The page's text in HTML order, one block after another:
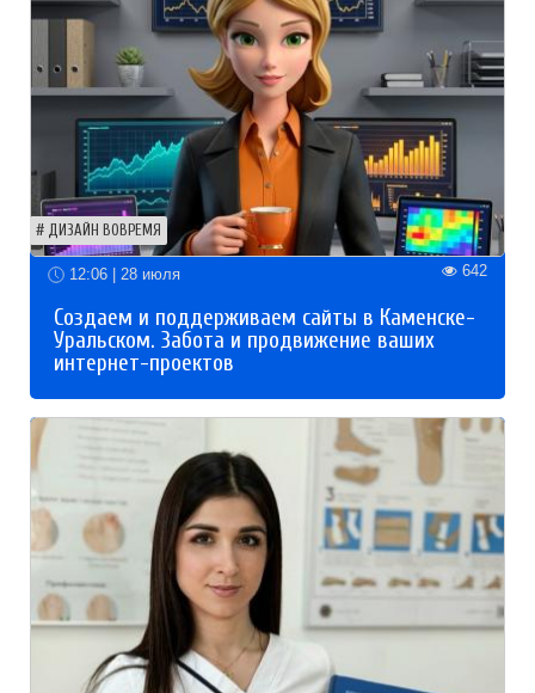
ДИЗАЙН ВОВРЕМЯ
12:06 | 28 июля 642
Создаем и поддерживаем сайты в Каменске-
Уральском. Забота и продвижение ваших
интернет-проектов